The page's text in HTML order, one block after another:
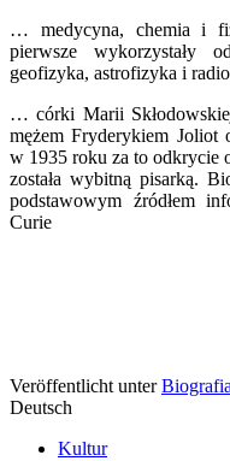
… medycyna, chemia i
pierwsze wykorzystały
geofizyka, astrofizyka i
… córki Marii
mężem Fryderykiem Joliot
w 1935 roku za to odkrycie
została wybitną pisarką.
podstawowym źródłem
Curie
Veröffentlicht unter Biografia
Deutsch
Kultur